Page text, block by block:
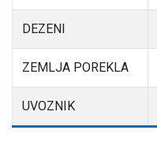
DEZENI
ZEMLJA POREKLA
UVOZNIK